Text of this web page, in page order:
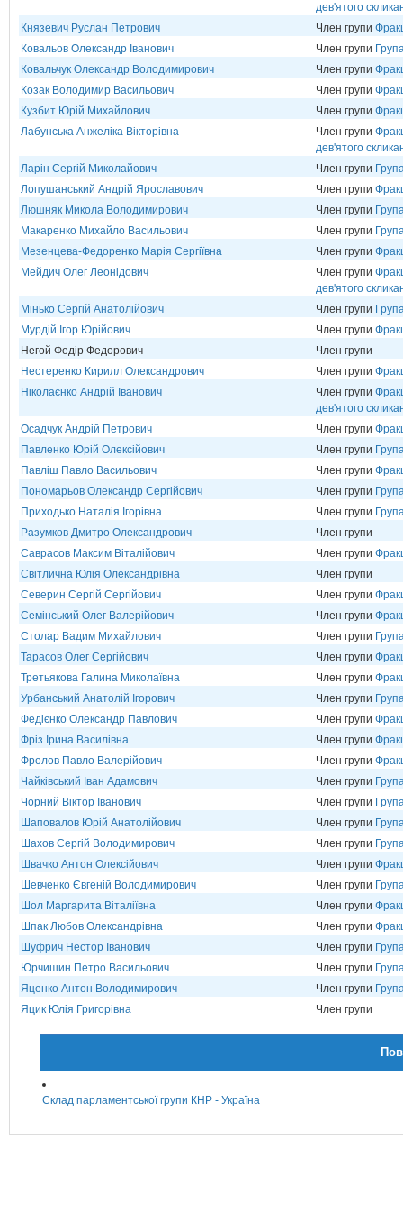
дев'ятого
Князевич Руслан Петрович
Член групи
Ковальов Олександр Іванович
Член групи
Ковальчук Олександр Володимирович
Член групи
Козак Володимир Васильович
Член групи
Кузбит Юрій Михайлович
Член групи
Лабунська Анжеліка Вікторівна
Член групи
дев'ятого
Ларін Сергій Миколайович
Член групи
Лопушанський Андрій Ярославович
Член групи
Люшняк Микола Володимирович
Член групи
Макаренко Михайло Васильович
Член групи
Мезенцева-Федоренко Марія Сергіївна
Член групи
Мейдич Олег Леонідович
Член групи
дев'ятого
Мінько Сергій Анатолійович
Член групи
Мурдій Ігор Юрійович
Член групи
Негой Федір Федорович
Член групи
Нестеренко Кирилл Олександрович
Член групи
Ніколаєнко Андрій Іванович
Член групи
дев'ятого
Осадчук Андрій Петрович
Член групи
Павленко Юрій Олексійович
Член групи
Павліш Павло Васильович
Член групи
Пономарьов Олександр Сергійович
Член групи
Приходько Наталія Ігорівна
Член групи
Разумков Дмитро Олександрович
Член групи
Саврасов Максим Віталійович
Член групи
Світлична Юлія Олександрівна
Член групи
Северин Сергій Сергійович
Член групи
Семінський Олег Валерійович
Член групи
Столар Вадим Михайлович
Член групи
Тарасов Олег Сергійович
Член групи
Третьякова Галина Миколаївна
Член групи
Урбанський Анатолій Ігорович
Член групи
Федієнко Олександр Павлович
Член групи
Фріз Ірина Василівна
Член групи
Фролов Павло Валерійович
Член групи
Чайківський Іван Адамович
Член групи
Чорний Віктор Іванович
Член групи
Шаповалов Юрій Анатолійович
Член групи
Шахов Сергій Володимирович
Член групи
Швачко Антон Олексійович
Член групи
Шевченко Євгеній Володимирович
Член групи
Шол Маргарита Віталіївна
Член групи
Шпак Любов Олександрівна
Член групи
Шуфрич Нестор Іванович
Член групи
Юрчишин Петро Васильович
Член групи
Яценко Антон Володимирович
Член групи
Яцик Юлія Григорівна
Член групи
Склад парламентської групи КНР - Україна